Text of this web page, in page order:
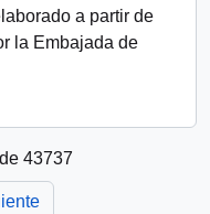
a partir de
la Embajada de
43737